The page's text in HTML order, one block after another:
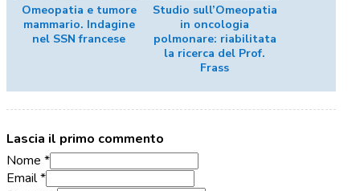
Omeopatia e tumore
mammario. Indagine
nel SSN francese
Studio sull’Omeopatia
in oncologia
polmonare: riabilitata
la ricerca del Prof.
Frass
Lascia il primo commento
Nome *
Email *